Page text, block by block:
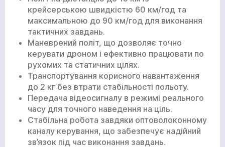
крейсерською швидкістю 60 км/год та
максимальною до 90 км/год для виконання
тактичних завдань.
Маневрений політ, що дозволяє точно
керувати дроном і ефективно працювати по
рухомих та статичних цілях.
Транспортування корисного навантаження
до 2 кг без втрати стабільності польоту.
Передача відеосигналу в режимі реального
часу для точного наведення на ціль.
Стабільна робота завдяки оптоволоконному
каналу керування, що забезпечує надійний
зв’язок під час виконання завдань.